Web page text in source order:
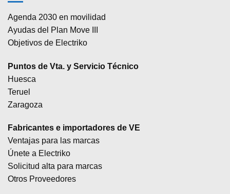
Agenda 2030 en movilidad
Ayudas del Plan Move III
Objetivos de Electriko
Puntos de Vta. y Servicio Técnico
Huesca
Teruel
Zaragoza
Fabricantes e importadores de VE
Ventajas para las marcas
Únete a Electriko
Solicitud alta para marcas
Otros Proveedores